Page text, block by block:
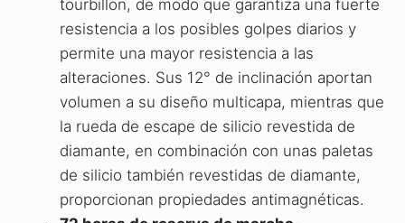
tourbillon, de modo que garantiza una fuerte
resistencia a los posibles golpes diarios y
permite una mayor resistencia a las
alteraciones. Sus 12° de inclinación aportan
volumen a su diseño multicapa, mientras que
la rueda de escape de silicio revestida de
diamante, en combinación con unas paletas
de silicio también revestidas de diamante,
proporcionan propiedades antimagnéticas.